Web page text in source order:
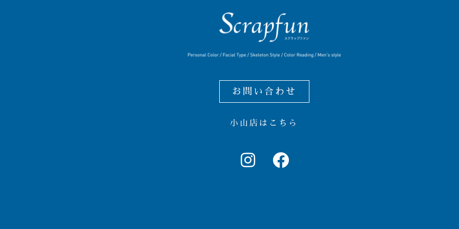
お問い合わせ
小山店はこちら